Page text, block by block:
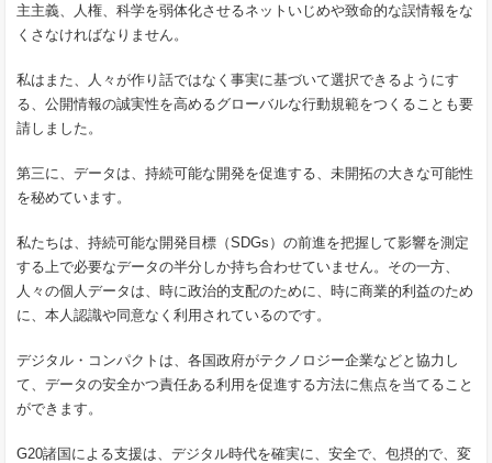
主主義、人権、科学を弱体化させるネットいじめや致命的な誤情報をな
くさなければなりません。
私はまた、人々が作り話ではなく事実に基づいて選択できるようにす
る、公開情報の誠実性を高めるグローバルな行動規範をつくることも要
請しました。
第三に、データは、持続可能な開発を促進する、未開拓の大きな可能性
を秘めています。
私たちは、持続可能な開発目標（SDGs）の前進を把握して影響を測定
する上で必要なデータの半分しか持ち合わせていません。その一方、
人々の個人データは、時に政治的支配のために、時に商業的利益のため
に、本人認識や同意なく利用されているのです。
デジタル・コンパクトは、各国政府がテクノロジー企業などと協力し
て、データの安全かつ責任ある利用を促進する方法に焦点を当てること
ができます。
G20諸国による支援は、デジタル時代を確実に、安全で、包摂的で、変